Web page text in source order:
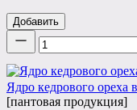
Добавить
Количество
Ядро кедрового ореха
[пантовая продукция]